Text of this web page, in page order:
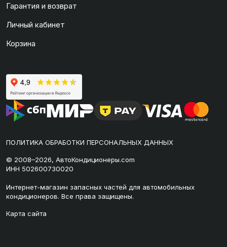
Гарантия и возврат
Личный кабинет
Корзина
ПОЛИТИКА ОБРАБОТКИ ПЕРСОНАЛЬНЫХ ДАННЫХ
© 2008–2026, АвтоКондиционеры.com
ИНН 502600730020
Интернет-магазин запасных частей для автомобильных
кондиционеров. Все права защищены.
Карта сайта